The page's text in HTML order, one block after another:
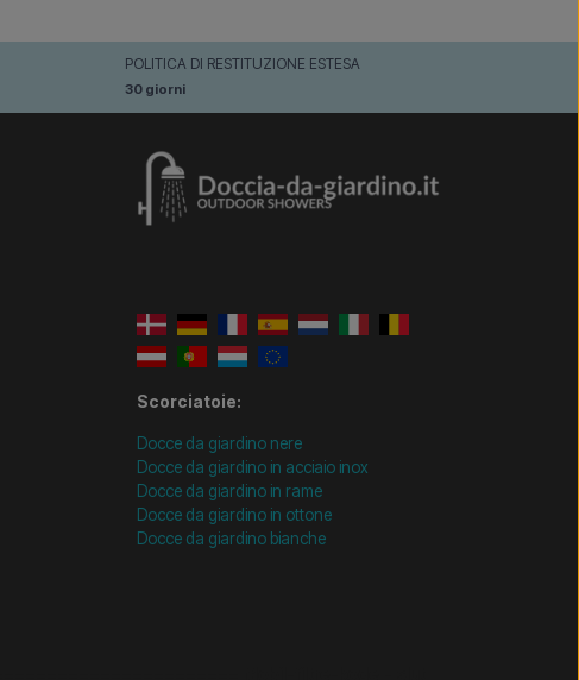
POLITICA DI RESTITUZIONE ESTESA
30 giorni
Scorciatoie:
Docce da giardino nere
Docce da giardino in acciaio inox
Docce da giardino in rame
Docce da giardino in ottone
Docce da giardino bianche